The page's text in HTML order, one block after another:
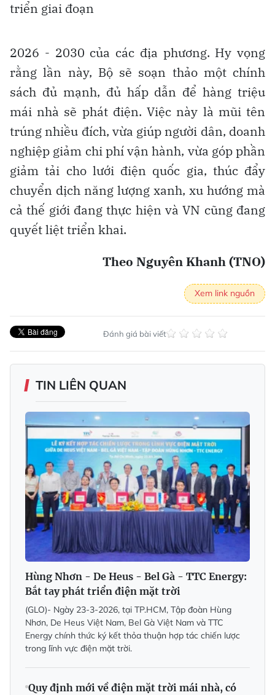
triển giai đoạn
2026 - 2030 của các địa phương. Hy vọng
rằng lần này, Bộ sẽ soạn thảo một chính
sách đủ mạnh, đủ hấp dẫn để hàng triệu
mái nhà sẽ phát điện. Việc này là mũi tên
trúng nhiều đích, vừa giúp người dân, doanh
nghiệp giảm chi phí vận hành, vừa góp phần
giảm tải cho lưới điện quốc gia, thúc đẩy
chuyển dịch năng lượng xanh, xu hướng mà
cả thế giới đang thực hiện và VN cũng đang
quyết liệt triển khai.
Theo Nguyên Khanh (TNO)
Xem link nguồn
Đánh giá bài viết
TIN LIÊN QUAN
Hùng Nhơn - De Heus - Bel Gà - TTC Energy:
Bắt tay phát triển điện mặt trời
(GLO)- Ngày 23-3-2026, tại TP.HCM, Tập đoàn Hùng
Nhơn, De Heus Việt Nam, Bel Gà Việt Nam và TTC
Energy chính thức ký kết thỏa thuận hợp tác chiến lược
trong lĩnh vực điện mặt trời.
Quy định mới về điện mặt trời mái nhà, có